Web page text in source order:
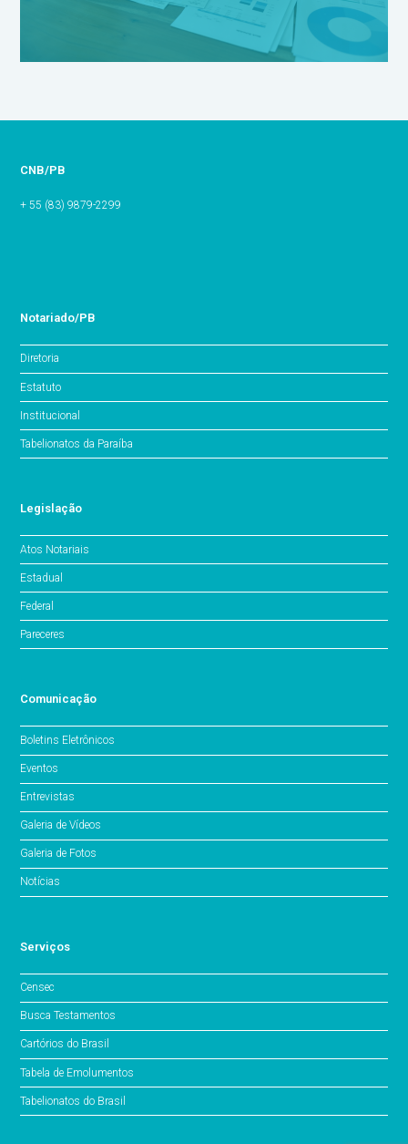
CNB/PB
+ 55 (83) 9879-2299
Notariado/PB
Diretoria
Estatuto
Institucional
Tabelionatos da Paraíba
Legislação
Atos Notariais
Estadual
Federal
Pareceres
Comunicação
Boletins Eletrônicos
Eventos
Entrevistas
Galeria de Vídeos
Galeria de Fotos
Notícias
Serviços
Censec
Busca Testamentos
Cartórios do Brasil
Tabela de Emolumentos
Tabelionatos do Brasil